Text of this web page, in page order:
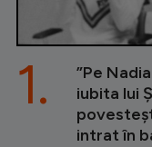
”Pe
iubita lui
intrat în
1.